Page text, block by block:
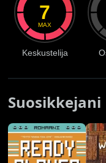
7
MAX
Keskustelija
Suosikkejani